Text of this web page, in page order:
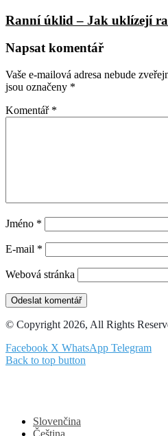
Ranní úklid – Jak uklízejí
Napsat komentář
Vaše e-mailová adresa nebude
jsou označeny *
Komentář *
Jméno *
E-mail *
Webová stránka
© Copyright 2026, All Rights
Facebook X WhatsApp Telegram
Back to top button
Slovenčina